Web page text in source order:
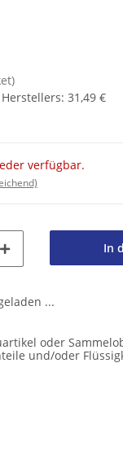
: 31,49 €
verfügbar.
In
...
oder
und/oder